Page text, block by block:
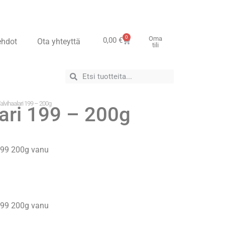
Ota yhteyttä 0,00€ 0
Oma
tili
199 – 200g
199 – 200g
200g vanu
200g vanu